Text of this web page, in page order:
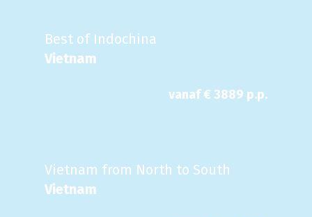
Best of Indochina
Vietnam
vanaf € 3889 p.p.
Vietnam from North to South
Vietnam